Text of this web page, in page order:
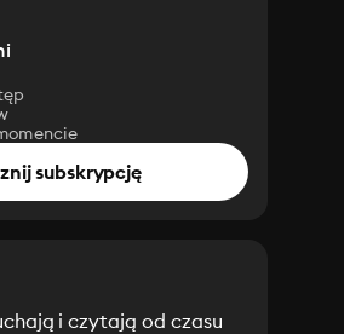
subskrypcję
i czytają od czasu